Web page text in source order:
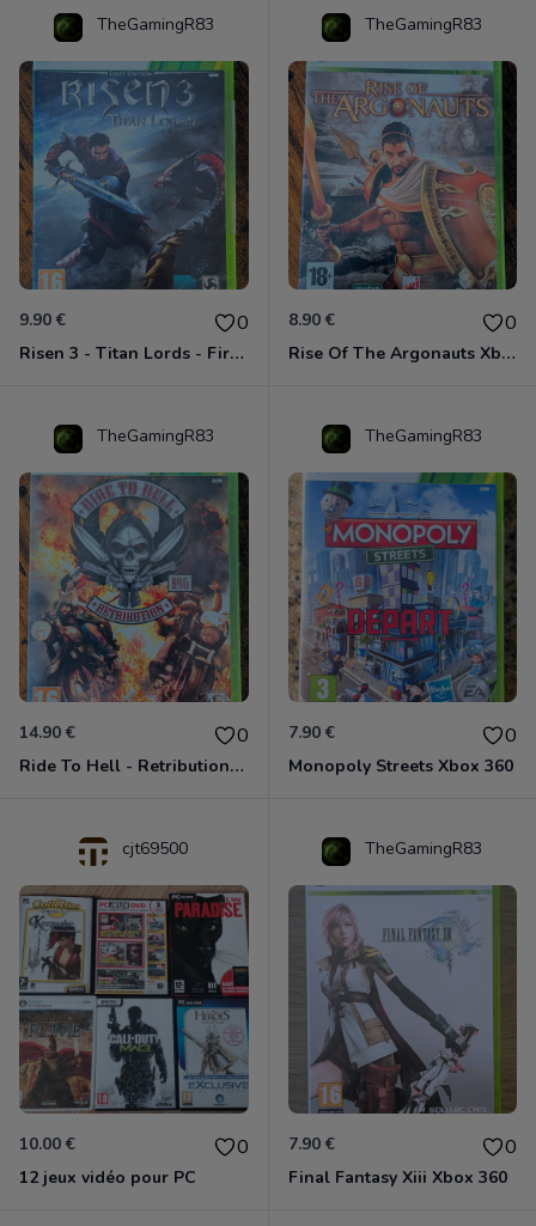
TheGamingR83
9.90 € 0
Risen 3 - Titan Lords - First Edition Xbox 360
TheGamingR83
8.90 € 0
Rise Of The Argonauts Xbox 360
TheGamingR83
14.90 € 0
Ride To Hell - Retribution Xbox 360
TheGamingR83
7.90 € 0
Monopoly Streets Xbox 360
cjt69500
10.00 € 0
12 jeux vidéo pour PC
TheGamingR83
7.90 € 0
Final Fantasy Xiii Xbox 360